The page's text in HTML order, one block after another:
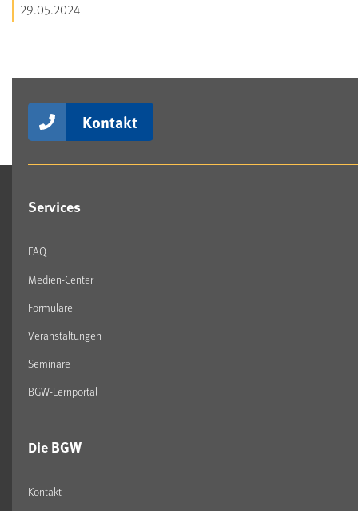
29.05.2024
Kontakt
Services
FAQ
Medien-Center
Formulare
Veranstaltungen
Seminare
BGW-Lernportal
Die BGW
Kontakt